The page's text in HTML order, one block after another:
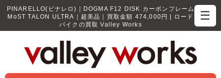
☰
PINARELLO(ピナレロ)｜DOGMA F12 DISK カーボンフレーム
MoST TALON ULTRA｜超美品｜買取金額 474,000円 | ロード
バイクの買取 Valley Works